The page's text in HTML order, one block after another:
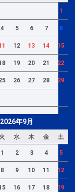
1
4 5 6 7 8
12 13 14 15
19 20 21 22
26 27 28 29
2026年9月
火 水 木 金 土
1 2 3 4 5
8 9 10 11 12
16 17 18 19